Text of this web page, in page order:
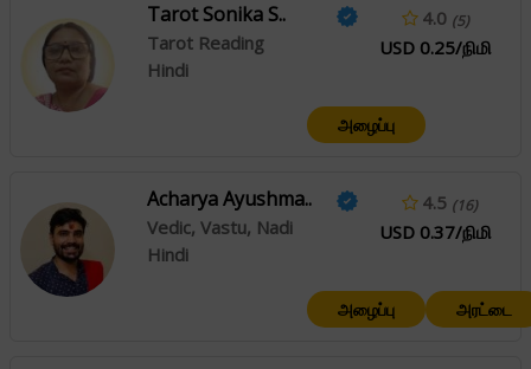
Tarot Sonika S..
Tarot Reading
Hindi
4.0 (5)
USD 0.25/நிமி
அழைப்பு
Acharya Ayushma..
Vedic, Vastu, Nadi
Hindi
4.5 (16)
USD 0.37/நிமி
அழைப்பு அரட்டை